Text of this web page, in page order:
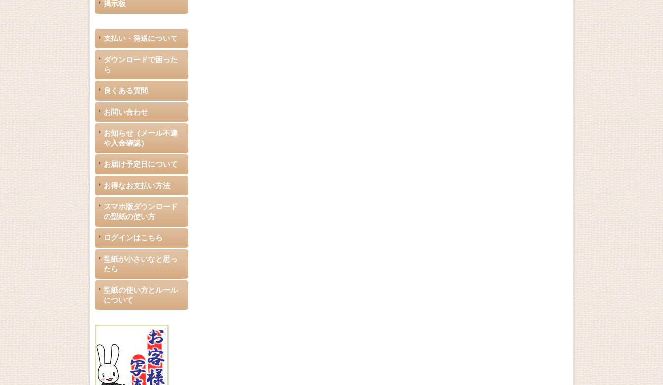
掲示板
支払い・発送について
ダウンロードで困った
ら
良くある質問
お問い合わせ
お知らせ（メール不達
や入金確認）
お届け予定日について
お得なお支払い方法
スマホ版ダウンロード
の型紙の使い方
ログインはこちら
型紙が小さいなと思っ
たら
型紙の使い方とルール
について